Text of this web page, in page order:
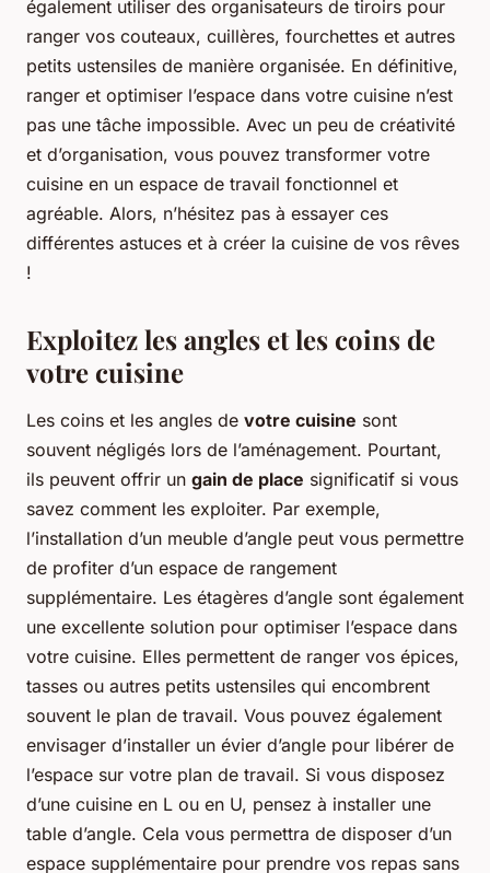
également utiliser des organisateurs de tiroirs pour
ranger vos couteaux, cuillères, fourchettes et autres
petits ustensiles de manière organisée. En définitive,
ranger et optimiser l’espace dans votre cuisine n’est
pas une tâche impossible. Avec un peu de créativité
et d’organisation, vous pouvez transformer votre
cuisine en un espace de travail fonctionnel et
agréable. Alors, n’hésitez pas à essayer ces
différentes astuces et à créer la cuisine de vos rêves
!
Exploitez les angles et les coins de
votre cuisine
Les coins et les angles de votre cuisine sont
souvent négligés lors de l’aménagement. Pourtant,
ils peuvent offrir un gain de place significatif si vous
savez comment les exploiter. Par exemple,
l’installation d’un meuble d’angle peut vous permettre
de profiter d’un espace de rangement
supplémentaire. Les étagères d’angle sont également
une excellente solution pour optimiser l’espace dans
votre cuisine. Elles permettent de ranger vos épices,
tasses ou autres petits ustensiles qui encombrent
souvent le plan de travail. Vous pouvez également
envisager d’installer un évier d’angle pour libérer de
l’espace sur votre plan de travail. Si vous disposez
d’une cuisine en L ou en U, pensez à installer une
table d’angle. Cela vous permettra de disposer d’un
espace supplémentaire pour prendre vos repas sans